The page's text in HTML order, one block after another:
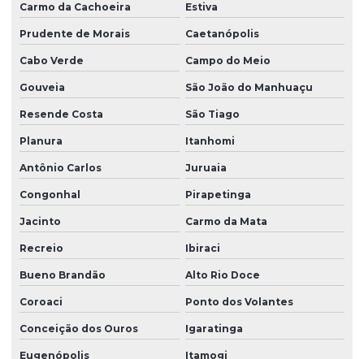
Carmo da Cachoeira Estiva
Prudente de Morais Caetanópolis
Cabo Verde Campo do Meio
Gouveia São João do Manhuaçu
Resende Costa São Tiago
Planura Itanhomi
Antônio Carlos Juruaia
Congonhal Pirapetinga
Jacinto Carmo da Mata
Recreio Ibiraci
Bueno Brandão Alto Rio Doce
Coroaci Ponto dos Volantes
Conceição dos Ouros Igaratinga
Eugenópolis Itamogi